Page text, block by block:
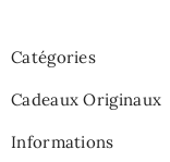
Catégories
Cadeaux Originaux
Informations